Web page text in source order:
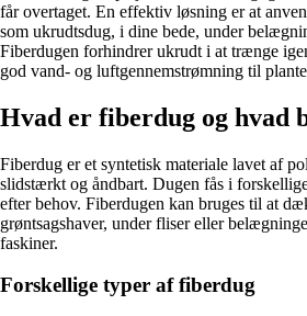
får overtaget. En effektiv løsning er at
som ukrudtsdug, i dine bede, under
Fiberdugen forhindrer ukrudt i at trænge
god vand- og luftgennemstrømning til
Hvad er fiberdug og hvad
Fiberdug er et syntetisk materiale lavet af
slidstærkt og åndbart. Dugen fås i
efter behov. Fiberdugen kan bruges til at
grøntsagshaver, under fliser eller
faskiner.
Forskellige typer af fiberdug